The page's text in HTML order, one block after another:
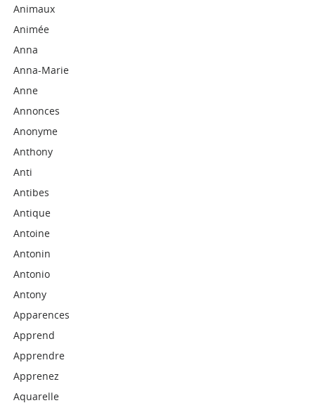
Animaux
Animée
Anna
Anna-Marie
Anne
Annonces
Anonyme
Anthony
Anti
Antibes
Antique
Antoine
Antonin
Antonio
Antony
Apparences
Apprend
Apprendre
Apprenez
Aquarelle